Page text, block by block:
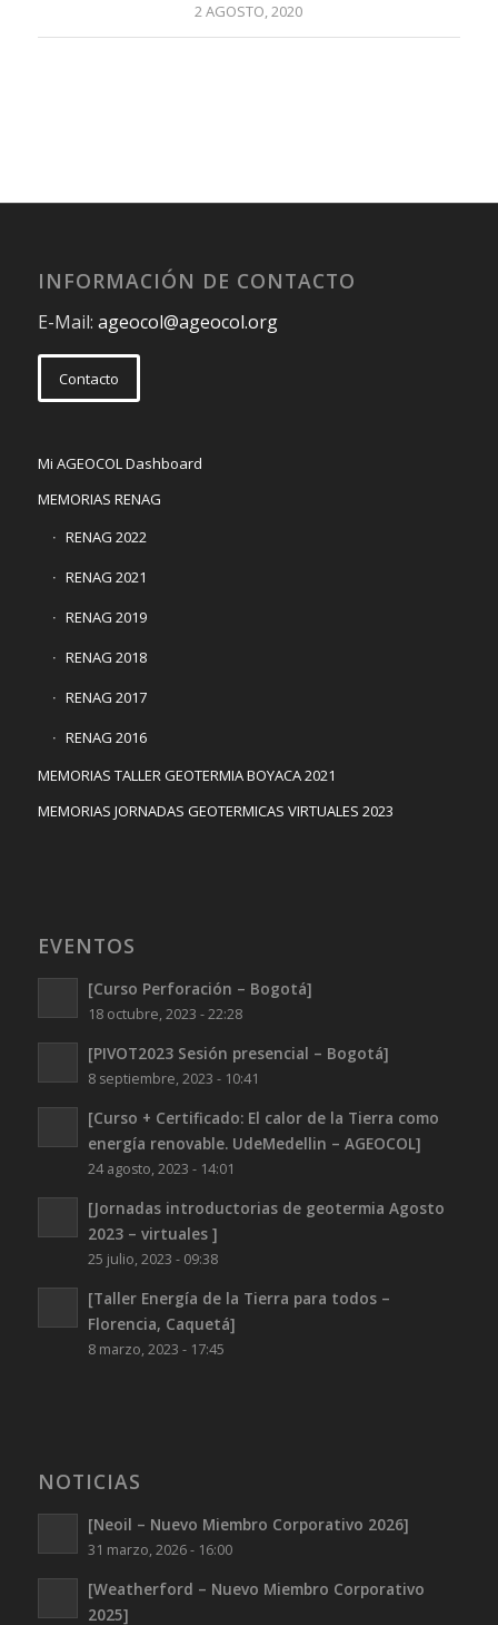
2 AGOSTO, 2020
INFORMACIÓN DE CONTACTO
E-Mail: ageocol@ageocol.org
Contacto
Mi AGEOCOL Dashboard
MEMORIAS RENAG
RENAG 2022
RENAG 2021
RENAG 2019
RENAG 2018
RENAG 2017
RENAG 2016
MEMORIAS TALLER GEOTERMIA BOYACA 2021
MEMORIAS JORNADAS GEOTERMICAS VIRTUALES 2023
EVENTOS
[Curso Perforación – Bogotá]
18 octubre, 2023 - 22:28
[PIVOT2023 Sesión presencial – Bogotá]
8 septiembre, 2023 - 10:41
[Curso + Certificado: El calor de la Tierra como
energía renovable. UdeMedellin – AGEOCOL]
24 agosto, 2023 - 14:01
[Jornadas introductorias de geotermia Agosto
2023 – virtuales ]
25 julio, 2023 - 09:38
[Taller Energía de la Tierra para todos –
Florencia, Caquetá]
8 marzo, 2023 - 17:45
NOTICIAS
[Neoil – Nuevo Miembro Corporativo 2026]
31 marzo, 2026 - 16:00
[Weatherford – Nuevo Miembro Corporativo
2025]